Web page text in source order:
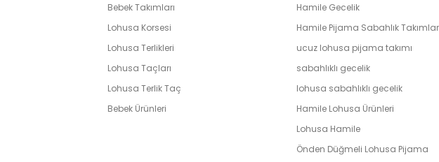
Bebek Takımları
Lohusa Korsesi
Lohusa Terlikleri
Lohusa Taçları
Lohusa Terlik Taç
Bebek Ürünleri
Hamile Gecelik
Hamile Pijama Sabahlık
ucuz lohusa pijama takımı
sabahlıklı gecelik
lohusa sabahlıklı gecelik
Hamile Lohusa Ürünleri
Lohusa Hamile
Önden Düğmeli Lohusa Pijama